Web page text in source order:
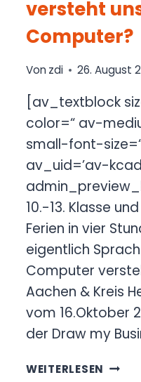
versteht
Computer?
Von zdi 26. August
[av_textblock
color=“ av-
small-font-
av_uid=’av-
10.-13. Klasse
Ferien in vier
eigentlich
Computer
Aachen & Kreis
vom 16.Oktober
der Draw my
WEITERLESEN